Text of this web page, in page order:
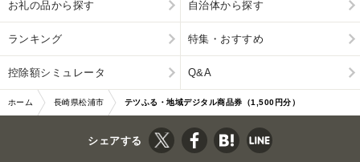
お礼の品から探す 自治体から探す
ランキング 特集・おすすめ
控除額シミュレータ Q&A
ホーム 長崎県松浦市 テツふる・地域デジタル商品券（1,500円分）
シェアする